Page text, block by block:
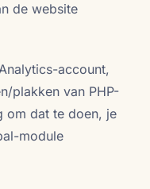
de website
account,
plakken van PHP-
om dat te doen, je
module